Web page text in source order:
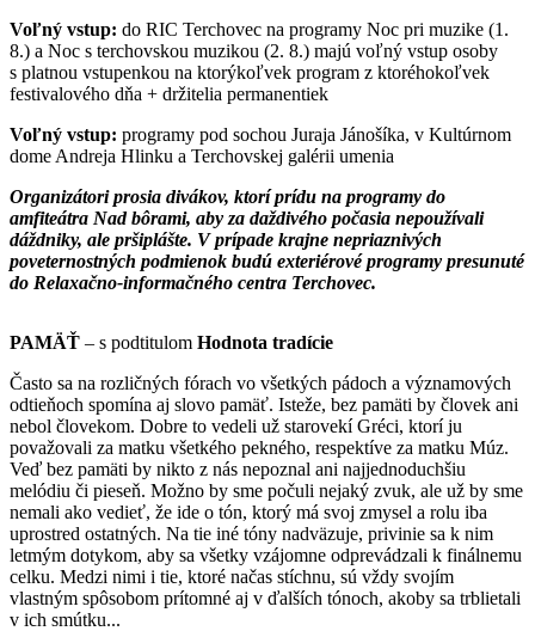
Voľný vstup: do RIC Terchovec na programy Noc pri muzike (1.
8.) a Noc s terchovskou muzikou (2. 8.) majú voľný vstup osoby
s platnou vstupenkou na ktorýkoľvek program z ktoréhokoľvek
festivalového dňa + držitelia permanentiek
Voľný vstup: programy pod sochou Juraja Jánošíka, v Kultúrnom
dome Andreja Hlinku a Terchovskej galérii umenia
Organizátori prosia divákov, ktorí prídu na programy do
amfiteátra Nad bôrami, aby za daždivého počasia nepoužívali
dáždniky, ale pršiplášte. V prípade krajne nepriaznivých
poveternostných podmienok budú exteriérové programy presunuté
do Relaxačno-informačného centra Terchovec.
PAMÄŤ – s podtitulom Hodnota tradície
Často sa na rozličných fórach vo všetkých pádoch a významových
odtieňoch spomína aj slovo pamäť. Isteže, bez pamäti by človek ani
nebol človekom. Dobre to vedeli už starovekí Gréci, ktorí ju
považovali za matku všetkého pekného, respektíve za matku Múz.
Veď bez pamäti by nikto z nás nepoznal ani najjednoduchšiu
melódiu či pieseň. Možno by sme počuli nejaký zvuk, ale už by sme
nemali ako vedieť, že ide o tón, ktorý má svoj zmysel a rolu iba
uprostred ostatných. Na tie iné tóny nadväzuje, privinie sa k nim
letmým dotykom, aby sa všetky vzájomne odprevádzali k finálnemu
celku. Medzi nimi i tie, ktoré načas stíchnu, sú vždy svojím
vlastným spôsobom prítomné aj v ďalších tónoch, akoby sa trblietali
v ich smútku...